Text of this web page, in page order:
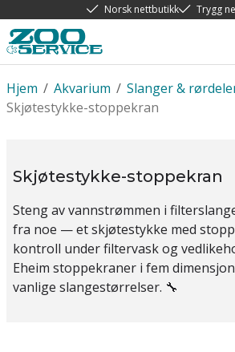
Norsk nettbutikk Trygg
/
Hjem /
Akvarium
Slanger &
Skjøtestykke-stoppekran
Skjøtestykke-stoppekran
Steng av vannstrømmen i
fra noe — et skjøtestykke med
kontroll under filtervask og
Eheim stoppekraner i fem
vanlige slangestørrelser. 🔧